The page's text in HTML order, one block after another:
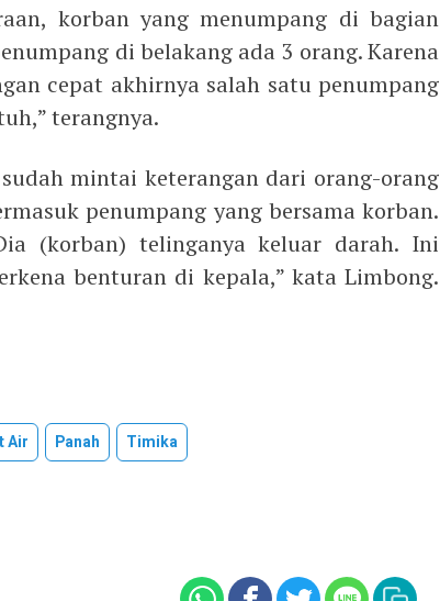
korban yang menumpang di bagian
di belakang ada 3 orang. Karena
cepat akhirnya salah satu penumpang
terangnya.
mintai keterangan dari orang-orang
penumpang yang bersama korban.
(korban) telinganya keluar darah. Ini
benturan di kepala,” kata Limbong.
Air Panah Timika